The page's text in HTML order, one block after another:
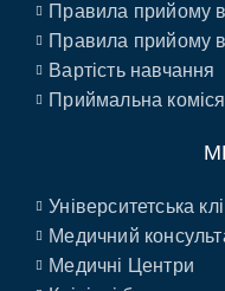
Правила прийому в
Правила прийому
Вартість навчання
Приймальна коміся
Університетська
Медичний
Медичні Центри